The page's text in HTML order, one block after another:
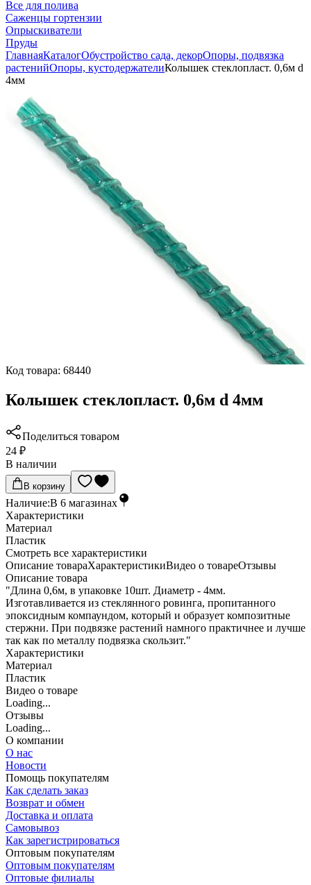
Все для полива
Саженцы гортензии
Опрыскиватели
Пруды
ГлавнаяКаталогОбустройство сада, декорОпоры, подвязка
растенийОпоры, кустодержателиКолышек стеклопласт. 0,6м d
4мм
Код товара: 68440
Колышек стеклопласт. 0,6м d 4мм
Поделиться товаром
24 ₽
В наличии
В корзину
Наличие:В 6 магазинах
Характеристики
Материал
Пластик
Cмотреть все характеристики
Описание товараХарактеристикиВидео о товареОтзывы
Описание товара
"Длина 0,6м, в упаковке 10шт. Диаметр - 4мм.
Изготавливается из стеклянного ровинга, пропитанного
эпоксидным компаундом, который и образует композитные
стержни. При подвязке растений намного практичнее и лучше
так как по металлу подвязка скользит."
Характеристики
Материал
Пластик
Видео о товаре
Loading...
Отзывы
Loading...
О компании
О нас
Новости
Помощь покупателям
Как сделать заказ
Возврат и обмен
Доставка и оплата
Самовывоз
Как зарегистрироваться
Оптовым покупателям
Оптовым покупателям
Оптовые филиалы